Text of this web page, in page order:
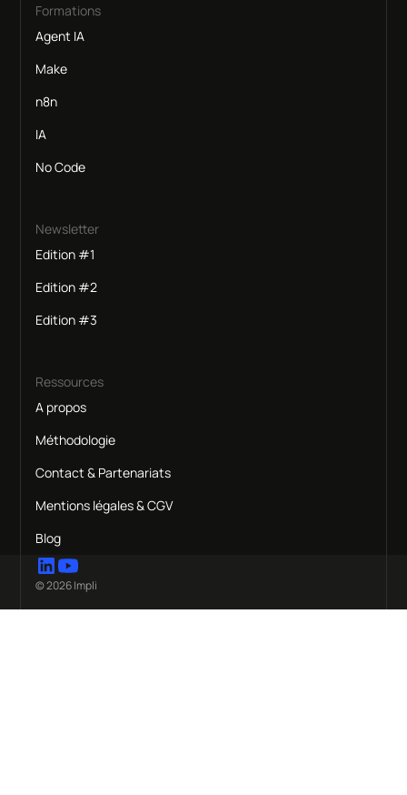
Formations
Agent IA
Make
n8n
IA
No Code
Newsletter
Edition #1
Edition #2
Edition #3
Ressources
A propos
Méthodologie
Contact & Partenariats
Mentions légales & CGV
Blog
© 2026 Impli